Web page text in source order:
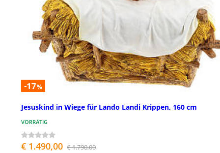
-17%
Jesuskind in Wiege für Lando Landi Krippen, 160 cm
VORRÄTIG
€ 1.490,00 € 1.790,00